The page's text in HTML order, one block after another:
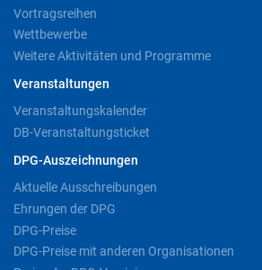
Vortragsreihen
Wettbewerbe
Weitere Aktivitäten und Programme
Veranstaltungen
Veranstaltungskalender
DB-Veranstaltungsticket
DPG-Auszeichnungen
Aktuelle Ausschreibungen
Ehrungen der DPG
DPG-Preise
DPG-Preise mit anderen Organisationen